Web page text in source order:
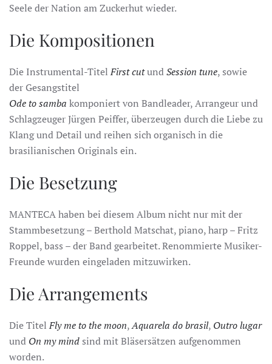
Seele der Nation am Zuckerhut wieder.
Die Kompositionen
Die Instrumental-TitelFirst cutundSession tune, sowie
der Gesangstitel
Ode to samba komponiert von Bandleader, Arrangeur und
Schlagzeuger Jürgen Peiffer, überzeugen durch die Liebe zu
Klang und Detail und reihen sich organisch in die
brasilianischen Originals ein.
Die Besetzung
MANTECA haben bei diesem Album nicht nur mit der
Stammbesetzung – Berthold Matschat, piano, harp – Fritz
Roppel, bass – der Band gearbeitet. Renommierte Musiker-
Freunde wurden eingeladen mitzuwirken.
Die Arrangements
Die TitelFly me to the moon,Aquarela do brasil, Outro lugar
und On my mind sind mit Bläsersätzen aufgenommen
worden.